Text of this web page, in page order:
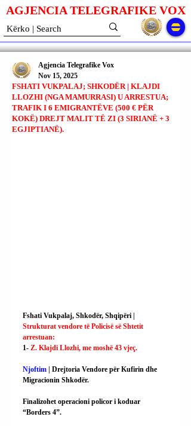
AGJENCIA TELEGRAFIKE VOX
FSHATI VUKPALAJ; SHKODËR | KLAJDI
LLOZHI (NGA MAMURRASI) U ARRESTUA;
TRAFIK I 6 EMIGRANTËVE (500 € PËR
KOKË) DREJT MALIT TË ZI (3 SIRIANË + 3
EGJIPTIANË).
Agjencia Telegrafike Vox
Nov 15, 2025
Fshati Vukpalaj, Shkodër, Shqipëri |
Strukturat vendore të Policisë së Shtetit
arrestuan:
1- Z. Klajdi Llozhi, me moshë 43 vjeç.
Njoftim | Drejtoria Vendore për Kufirin dhe
Migracionin Shkodër.
Finalizohet operacioni policor i koduar
“Borders 4”.